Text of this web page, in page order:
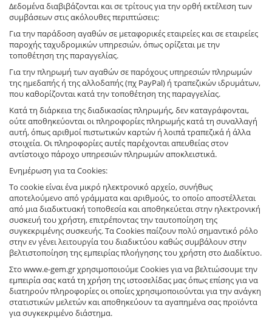
Δεδομένα διαβιβάζονται και σε τρίτους για την ορθή εκτέλεση των
συμβάσεων στις ακόλουθες περιπτώσεις:
Για την παράδοση αγαθών σε μεταφορικές εταιρείες και σε εταιρείες
παροχής ταχυδρομικών υπηρεσιών, όπως ορίζεται με την
τοποθέτηση της παραγγελίας.
Για την πληρωμή των αγαθών σε παρόχους υπηρεσιών πληρωμών
της ημεδαπής ή της αλλοδαπής (πχ PayPal) ή τραπεζικών ιδρυμάτων,
που καθορίζονται κατά την τοποθέτηση της παραγγελίας.
Κατά τη διάρκεια της διαδικασίας πληρωμής, δεν καταγράφονται,
ούτε αποθηκεύονται οι πληροφορίες πληρωμής κατά τη συναλλαγή
αυτή, όπως αριθμοί πιστωτικών καρτών ή λοιπά τραπεζικά ή άλλα
στοιχεία. Οι πληροφορίες αυτές παρέχονται απευθείας στον
αντίστοιχο πάροχο υπηρεσιών πληρωμών αποκλειστικά.
Ενημέρωση για τα Cookies:
Το cookie είναι ένα μικρό ηλεκτρονικό αρχείο, συνήθως
αποτελούμενο από γράμματα και αριθμούς, το οποίο αποστέλλεται
από μια διαδικτυακή τοποθεσία και αποθηκεύεται στην ηλεκτρονική
συσκευή του χρήστη, επιτρέποντας την ταυτοποίηση της
συγκεκριμένης συσκευής. Τα Cookies παίζουν πολύ σημαντικό ρόλο
στην εν γένει λειτουργία του διαδικτύου καθώς συμβάλουν στην
βελτιστοποίηση της εμπειρίας πλοήγησης του χρήστη στο Διαδίκτυο.
Στο www.e-gem.gr χρησιμοποιούμε Cookies για να βελτιώσουμε την
εμπειρία σας κατά τη χρήση της ιστοσελίδας μας όπως επίσης για να
διατηρούν πληροφορίες οι οποίες χρησιμοποιούνται για την ανάγκη
στατιστικών μελετών και αποθηκεύουν τα αγαπημένα σας προϊόντα
για συγκεκριμένο διάστημα.